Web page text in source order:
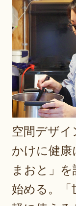
空間デザ
かけに健康
まおと」
始める。